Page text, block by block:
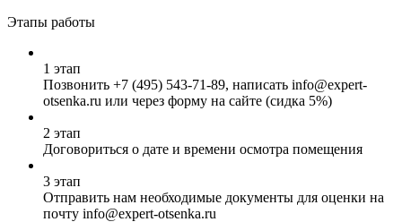
Этапы работы
1 этап
Позвонить +7 (495) 543-71-89, написать info@expert-
otsenka.ru или через форму на сайте (сидка 5%)
2 этап
Договориться о дате и времени осмотра помещения
3 этап
Отправить нам необходимые документы для оценки на
почту info@expert-otsenka.ru